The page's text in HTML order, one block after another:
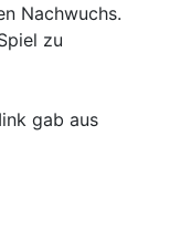
Nachwuchs.
zu
gab aus